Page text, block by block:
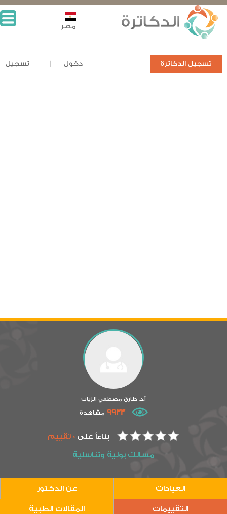
تسجيل الدكاترة دخول تسجيل
مصر
أ.د. طارق مصطفي الزيات
9933 مشاهدة
بناءاً على0 تقييم
مسالك بولية وتناسلية
العيادات عن الدكتور
التقييمات المقالات الطبية